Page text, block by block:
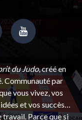
du Judo, créé en
Communauté par
vous vivez, vos
et vos succès…
Parce que si